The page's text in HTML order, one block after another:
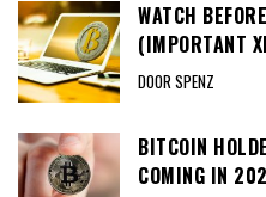
WATCH
(IMPORTANT
DOOR SPENZ
BITCOIN
COMING IN